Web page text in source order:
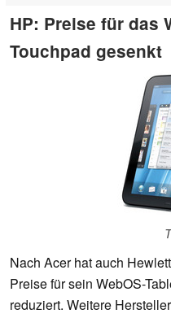
HP: Preise für das
Touchpad gesenkt
Nach Acer hat auch
Preise für sein WebOS-
reduziert. Weitere